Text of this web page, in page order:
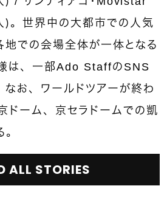
。世界中の大都市での人気
地での会場全体が一体となる
は、一部Ado StaffのSNS
なお、ワールドツアーが終わ
ドーム、京セラドームでの凱
ALL STORIES